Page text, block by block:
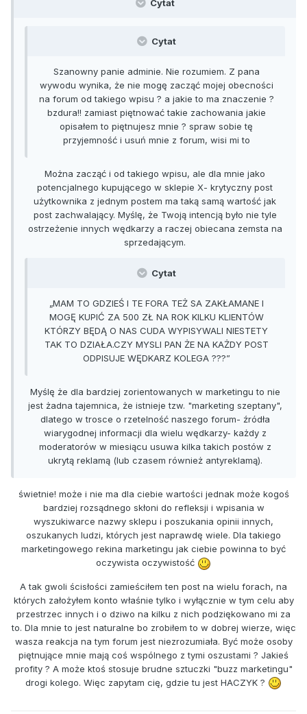
Cytat
Cytat
Szanowny panie adminie. Nie rozumiem. Z pana
wywodu wynika, że nie mogę zacząć mojej obecności
na forum od takiego wpisu ? a jakie to ma znaczenie ?
bzdura!! zamiast piętnować takie zachowania jakie
opisałem to piętnujesz mnie ? spraw sobie tę
przyjemność i usuń mnie z forum, wisi mi to
Można zacząć i od takiego wpisu, ale dla mnie jako
potencjalnego kupującego w sklepie X- krytyczny post
użytkownika z jednym postem ma taką samą wartość jak
post zachwalający. Myślę, że Twoją intencją było nie tyle
ostrzeżenie innych wędkarzy a raczej obiecana zemsta na
sprzedającym.
Cytat
„MAM TO GDZIEŚ I TE FORA TEŻ SA ZAKŁAMANE I
MOGĘ KUPIĆ ZA 500 ZŁ NA ROK KILKU KLIENTÓW
KTÓRZY BĘDĄ O NAS CUDA WYPISYWALI NIESTETY
TAK TO DZIAŁA.CZY MYSLI PAN ŻE NA KAŻDY POST
ODPISUJE WĘDKARZ KOLEGA ???”
Myślę że dla bardziej zorientowanych w marketingu to nie
jest żadna tajemnica, że istnieje tzw. "marketing szeptany",
dlatego w trosce o rzetelność naszego forum- źródła
wiarygodnej informacji dla wielu wędkarzy- każdy z
moderatorów w miesiącu usuwa kilka takich postów z
ukrytą reklamą (lub czasem również antyreklamą).
świetnie! może i nie ma dla ciebie wartości jednak może kogoś
bardziej rozsądnego skłoni do refleksji i wpisania w
wyszukiwarce nazwy sklepu i poszukania opinii innych,
oszukanych ludzi, których jest naprawdę wiele. Dla takiego
marketingowego rekina marketingu jak ciebie powinna to być
oczywista oczywistość
A tak gwoli ścisłości zamieściłem ten post na wielu forach, na
których założyłem konto właśnie tylko i wyłącznie w tym celu aby
przestrzec innych i o dziwo na kilku z nich podziękowano mi za
to. Dla mnie to jest naturalne bo zrobiłem to w dobrej wierze, więc
wasza reakcja na tym forum jest niezrozumiała. Być może osoby
piętnujące mnie mają coś wspólnego z tymi oszustami ? Jakieś
profity ? A może ktoś stosuje brudne sztuczki "buzz marketingu"
drogi kolego. Więc zapytam cię, gdzie tu jest HACZYK ?